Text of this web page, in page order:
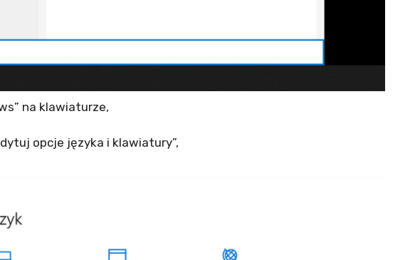
na klawiaturze,
opcje języka i klawiatury”,